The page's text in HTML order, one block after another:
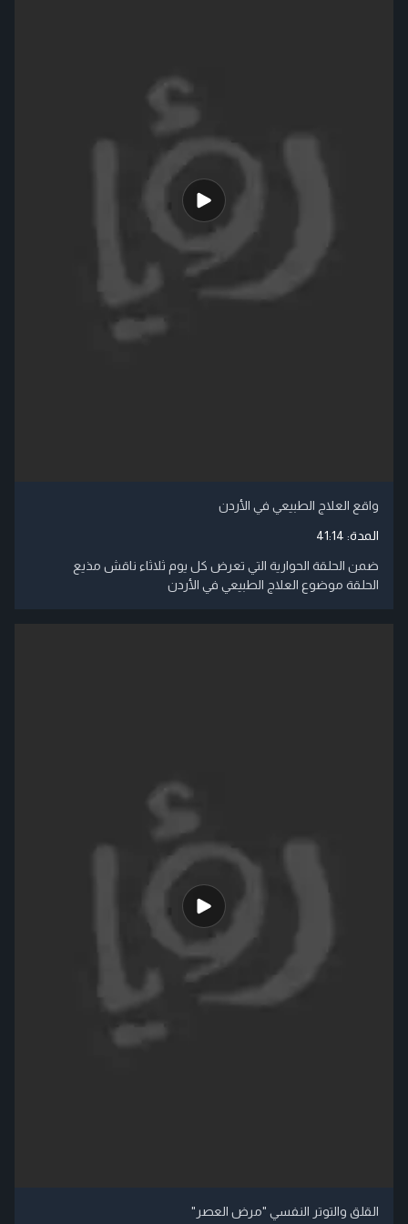
واقع العلاج الطبيعي في الأردن
المدة: 41:14
ضمن الحلقة الحوارية التي تعرض كل يوم ثلاثاء ناقش مذيع
الحلقة موضوع العلاج الطبيعي في الأردن
القلق والتوتر النفسي "مرض العصر"